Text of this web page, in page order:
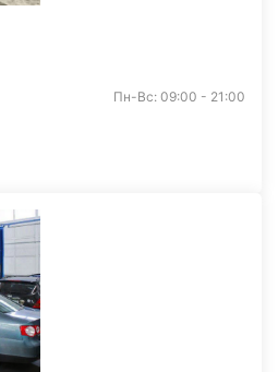
Пн-Вс: 09:00 - 21:00